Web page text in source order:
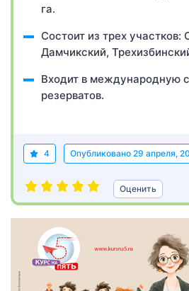
га.
Состоит из трех участков:
Дамчикский,
Входит в международную
резерватов.
4 Опубликовано 29 апреля,
Оценить